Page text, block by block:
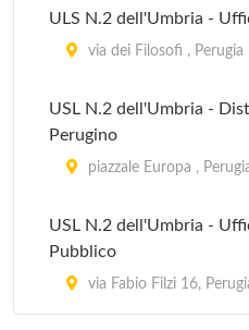
ULS N.2 dell'Umbria -
via dei Filosofi , Perugia
USL N.2 dell'Umbria -
Perugino
piazzale Europa ,
USL N.2 dell'Umbria -
Pubblico
via Fabio Filzi 16,